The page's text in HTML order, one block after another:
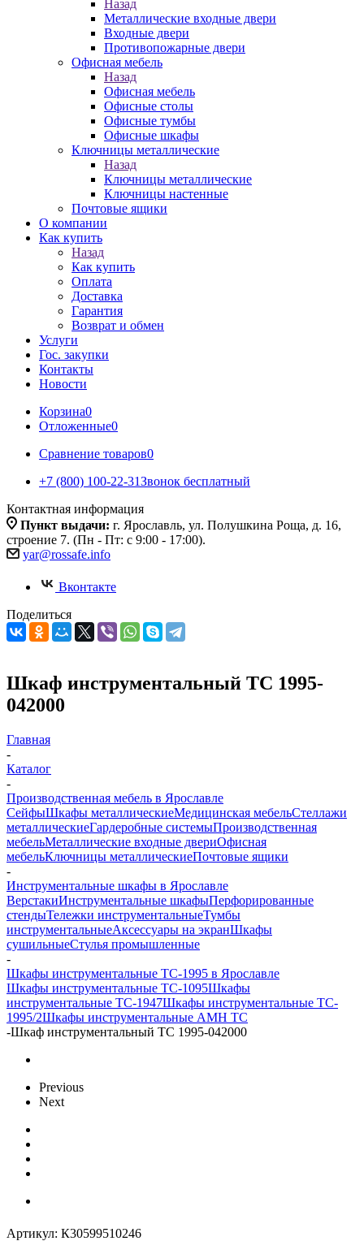
Назад
Металлические входные двери
Входные двери
Противопожарные двери
Офисная мебель
Назад
Офисная мебель
Офисные столы
Офисные тумбы
Офисные шкафы
Ключницы металлические
Назад
Ключницы металлические
Ключницы настенные
Почтовые ящики
О компании
Как купить
Назад
Как купить
Оплата
Доставка
Гарантия
Возврат и обмен
Услуги
Гос. закупки
Контакты
Новости
Корзина0
Отложенные0
Сравнение товаров0
+7 (800) 100-22-31Звонок бесплатный
Контактная информация
Пункт выдачи: г. Ярославль, ул. Полушкина Роща, д. 16,
строение 7. (Пн - Пт: с 9:00 - 17:00).
yar@rossafe.info
Вконтакте
Поделиться
Шкаф инструментальный ТС 1995-
042000
Главная
-
Каталог
-
Производственная мебель в Ярославле
СейфыШкафы металлическиеМедицинская мебельСтеллажи
металлическиеГардеробные системыПроизводственная
мебельМеталлические входные двериОфисная
мебельКлючницы металлическиеПочтовые ящики
-
Инструментальные шкафы в Ярославле
ВерстакиИнструментальные шкафыПерфорированные
стендыТележки инструментальныеТумбы
инструментальныеАксессуары на экранШкафы
сушильныеСтулья промышленные
-
Шкафы инструментальные TC-1995 в Ярославле
Шкафы инструментальные TC-1095Шкафы
инструментальные TC-1947Шкафы инструментальные TC-
1995/2Шкафы инструментальные AMH TC
-Шкаф инструментальный ТС 1995-042000
Previous
Next
Артикул: К30599510246